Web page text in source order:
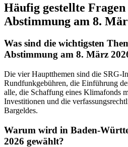
Häufig gestellte
Abstimmung am 8.
Was sind die wichtigsten
Abstimmung am 8. März
Die vier Hauptthemen sind die SRG-
Rundfunkgebühren, die Einführung
alle, die Schaffung eines Klimafonds
Investitionen und die
Bargeldes.
Warum wird in Baden-
2026 gewählt?